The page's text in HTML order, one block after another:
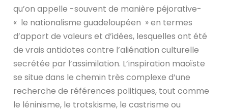
qu’on appelle -souvent de manière péjorative-
« le nationalisme guadeloupéen » en termes
d’apport de valeurs et d’idées, lesquelles ont été
de vrais antidotes contre l’aliénation culturelle
secrétée par l’assimilation. L’inspiration maoïste
se situe dans le chemin très complexe d’une
recherche de références politiques, tout comme
le léninisme, le trotskisme, le castrisme ou